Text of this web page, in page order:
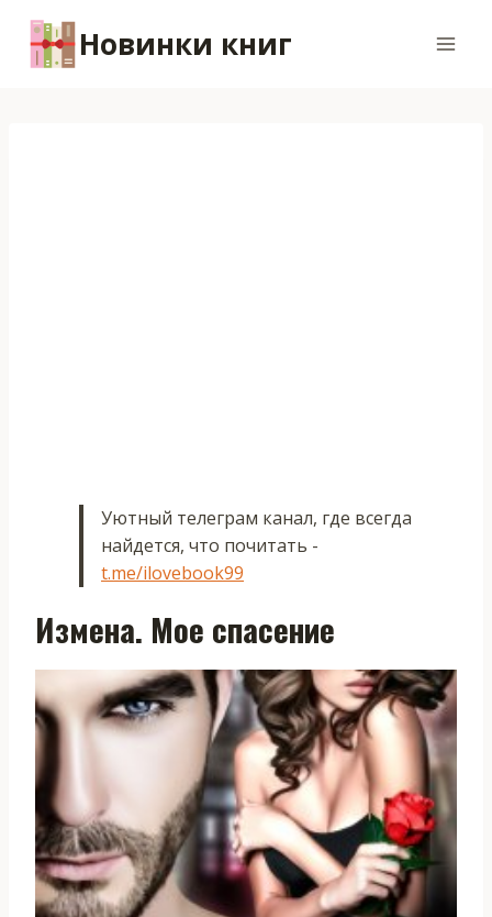
содержимому
Новинки книг
Уютный телеграм канал, где всегда
найдется, что почитать -
t.me/ilovebook99
Измена. Мое спасение